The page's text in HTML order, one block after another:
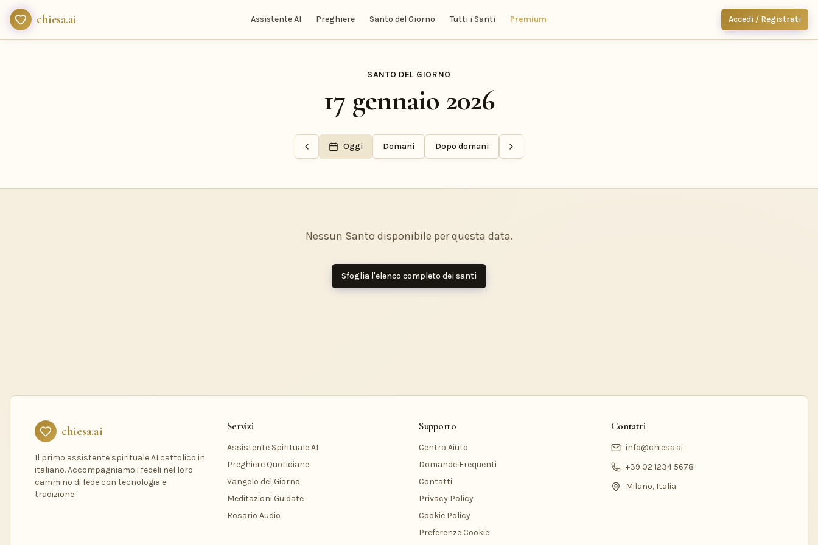
chiesa.ai Assistente AI Preghiere Santo del Giorno Tutti i Santi Premium Accedi / Registrati
SANTO DEL GIORNO
17 gennaio 2026
Oggi Domani Dopo domani
Nessun Santo disponibile per questa data.
Sfoglia l'elenco completo dei santi
chiesa.ai
Il primo assistente spirituale AI cattolico in
italiano. Accompagniamo i fedeli nel loro
cammino di fede con tecnologia e
tradizione.
Servizi
Assistente Spirituale AI
Preghiere Quotidiane
Vangelo del Giorno
Meditazioni Guidate
Rosario Audio
Supporto
Centro Aiuto
Domande Frequenti
Contatti
Privacy Policy
Cookie Policy
Preferenze Cookie
Contatti
info@chiesa.ai
+39 02 1234 5678
Milano, Italia